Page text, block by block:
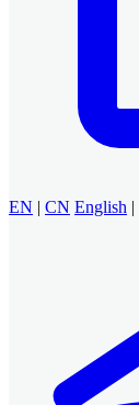
EN | CN English |